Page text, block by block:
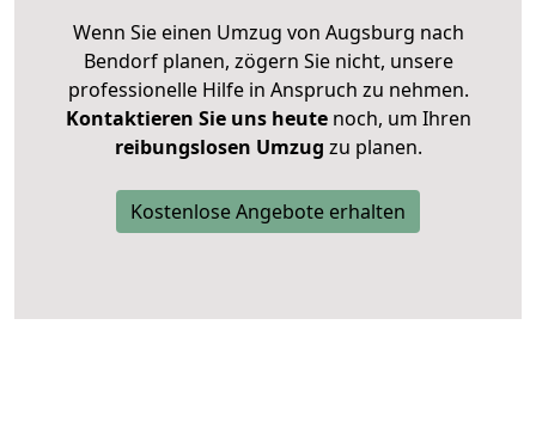
Wenn Sie einen Umzug von Augsburg nach
Bendorf planen, zögern Sie nicht, unsere
professionelle Hilfe in Anspruch zu nehmen.
Kontaktieren Sie uns heutenoch, um Ihren
reibungslosen Umzug zu planen.
Kostenlose Angebote erhalten